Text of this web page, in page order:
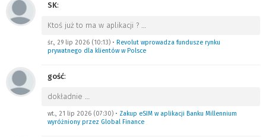
SK:
Ktoś już to ma w aplikacji ? …
śr., 29 lip 2026 (10:13) • Revolut wprowadza fundusze rynku
prywatnego dla klientów w Polsce
gość:
dokładnie …
wt., 21 lip 2026 (07:30) • Zakup eSIM w aplikacji Banku Millennium
wyróżniony przez Global Finance